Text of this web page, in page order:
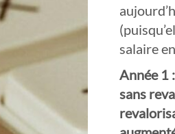
salaire
Année 1 :
sans